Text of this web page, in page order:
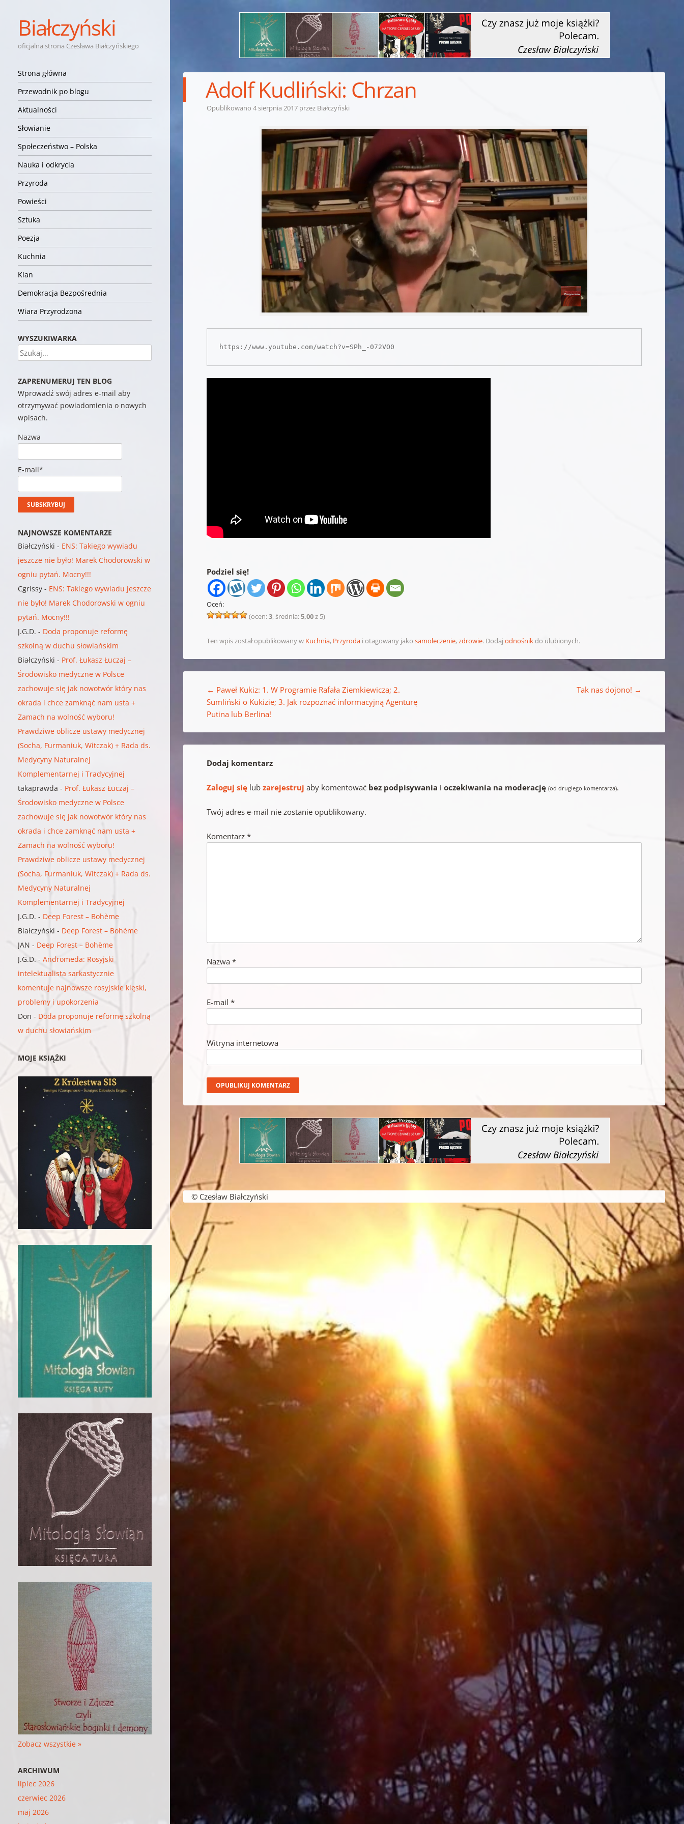
Białczyński
oficjalna strona Czesława Białczyńskiego
Nawigacja
Przejdź do treści
Strona główna
Przewodnik po blogu
Aktualności
Słowianie
Społeczeństwo – Polska
Nauka i odkrycia
Przyroda
Powieści
Sztuka
Poezja
Kuchnia
Klan
Demokracja Bezpośrednia
Wiara Przyrodzona
Adolf Kudliński: Chrzan
Opublikowano4 sierpnia 2017 przez Białczyński
https://www.youtube.com/watch?v=SPh_-072VO0
Podziel się!
Oceń:
(ocen:3, średnia:5,00z 5)
Ten wpis został opublikowany w Kuchnia, Przyroda i otagowany jakosamoleczenie,zdrowie. Dodajodnośnikdo ulubionych.
← Paweł Kukiz: 1. W Programie Rafała Ziemkiewicza; 2.
Sumliński o Kukizie; 3. Jak rozpoznać informacyjną Agenturę
Putina lub Berlina!
Tak nas dojono! →
Dodaj komentarz
Zaloguj się lubzarejestruj aby komentować bez podpisywania ioczekiwania na moderację (od drugiego komentarza).
Twój adres e-mail nie zostanie opublikowany.
Komentarz*
Nazwa*
E-mail*
Witryna internetowa
WYSZUKIWARKA
Szukaj
ZAPRENUMERUJ TEN BLOG
Wprowadź swój adres e-mail aby
otrzymywać powiadomienia o nowych
wpisach.
Nazwa
E-mail*
NAJNOWSZE KOMENTARZE
Białczyński - ENS: Takiego wywiadu
jeszcze nie było! Marek Chodorowski w
ogniu pytań. Mocny!!!
Cgrissy - ENS: Takiego wywiadu jeszcze
nie było! Marek Chodorowski w ogniu
pytań. Mocny!!!
J.G.D. - Doda proponuje reformę
szkolną w duchu słowiańskim
Białczyński - Prof. Łukasz Łuczaj –
Środowisko medyczne w Polsce
zachowuje się jak nowotwór który nas
okrada i chce zamknąć nam usta +
Zamach na wolność wyboru!
Prawdziwe oblicze ustawy medycznej
(Socha, Furmaniuk, Witczak) + Rada ds.
Medycyny Naturalnej
Komplementarnej i Tradycyjnej
takaprawda - Prof. Łukasz Łuczaj –
Środowisko medyczne w Polsce
zachowuje się jak nowotwór który nas
okrada i chce zamknąć nam usta +
Zamach na wolność wyboru!
Prawdziwe oblicze ustawy medycznej
(Socha, Furmaniuk, Witczak) + Rada ds.
Medycyny Naturalnej
Komplementarnej i Tradycyjnej
J.G.D. - Deep Forest – Bohème
Białczyński - Deep Forest – Bohème
JAN - Deep Forest – Bohème
J.G.D. -Andromeda: Rosyjski
intelektualista sarkastycznie
komentuje najnowsze rosyjskie klęski,
problemy i upokorzenia
Don - Doda proponuje reformę szkolną
w duchu słowiańskim
MOJE KSIĄŻKI
Zobacz wszystkie »
ARCHIWUM
lipiec 2026
czerwiec 2026
maj 2026
© Czesław Białczyński